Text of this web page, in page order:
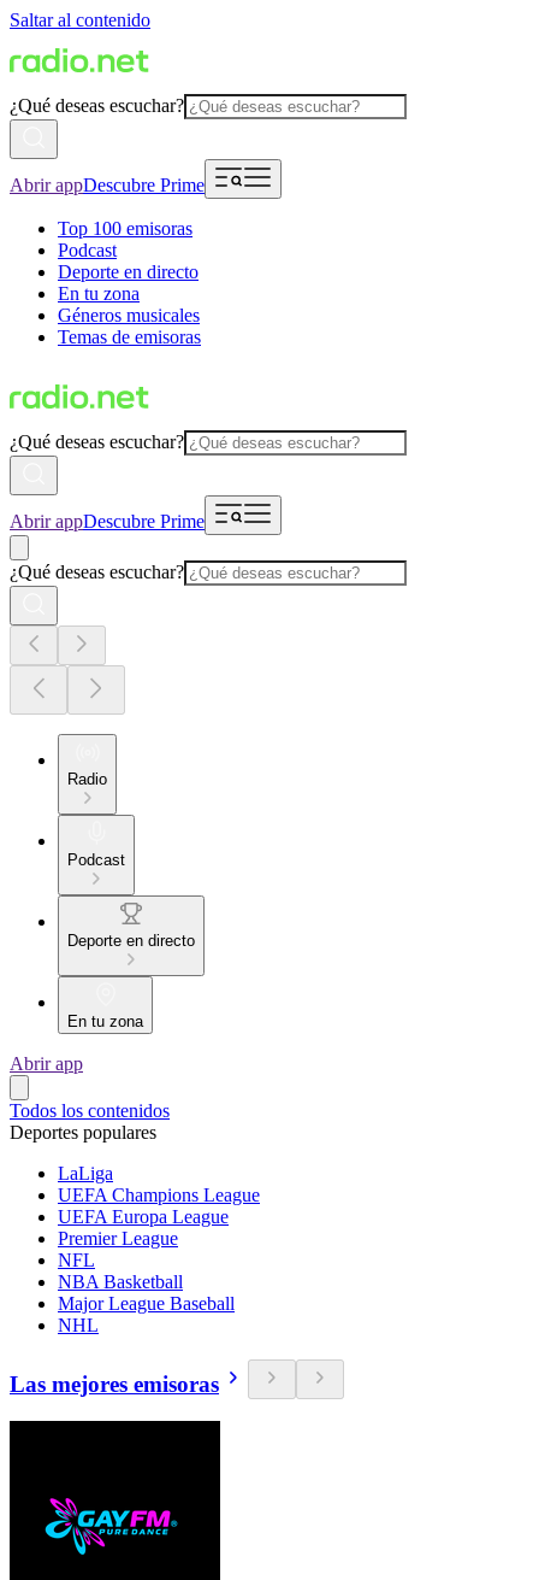
Saltar al contenido
¿Qué deseas escuchar?
Abrir appDescubre Prime
Top 100 emisoras
Podcast
Deporte en directo
En tu zona
Géneros musicales
Temas de emisoras
¿Qué deseas escuchar?
Abrir appDescubre Prime
¿Qué deseas escuchar?
Radio
Podcast
Deporte en directo
En tu zona
Abrir app
Todos los contenidos
Deportes populares
LaLiga
UEFA Champions League
UEFA Europa League
Premier League
NFL
NBA Basketball
Major League Baseball
NHL
Las mejores emisoras